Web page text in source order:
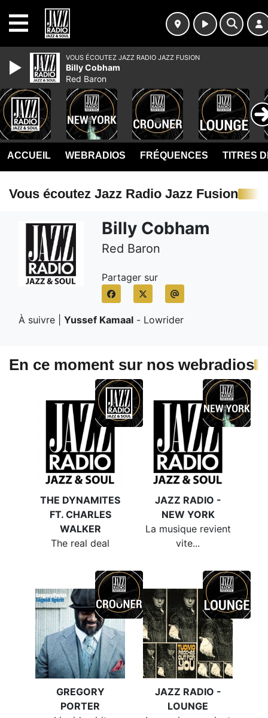
ACCUEIL WEBRADIOS FRÉQUENCES TITRES
Vous écoutez Jazz Radio Jazz Fusion
Billy Cobham
Red Baron
Partager sur
À suivre | Yussef Kamaal - Lowrider
En ce moment sur nos webradios
THE DYNAMITES
FT. CHARLES
WALKER
The real deal
JAZZ RADIO -
NEW YORK
La musique revient
vite...
GREGORY
PORTER
JAZZ RADIO -
LOUNGE
VOUS ÉCOUTEZ JAZZ RADIO JAZZ FUSION
Billy Cobham
Red Baron